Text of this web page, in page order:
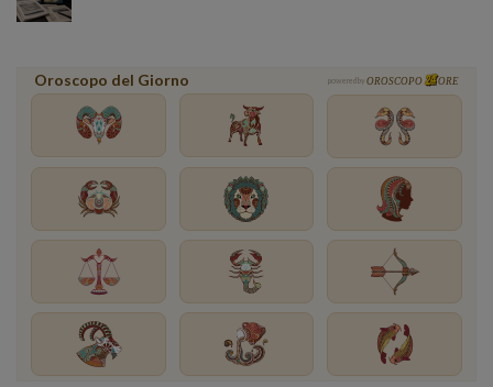
Oroscopo del Giorno powered by OROSCOPO ORE